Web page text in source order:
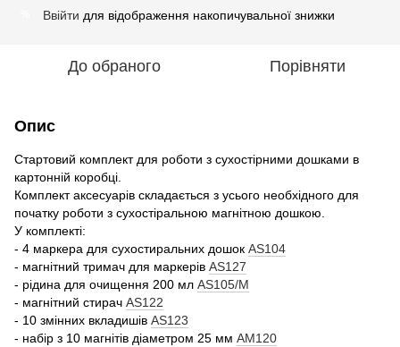
Ввійти для відображення накопичувальної знижки
До обраного Порівняти
Опис
Стартовий комплект для роботи з сухостірними дошками в
картонній коробці.
Комплект аксесуарів складається з усього необхідного для
початку роботи з сухостіральною магнітною дошкою.
У комплекті:
- 4 маркера для сухостиральних дошок AS104
- магнітний тримач для маркерів AS127
- рідина для очищення 200 мл AS105/M
- магнітний стирач AS122
- 10 змінних вкладишів AS123
- набір з 10 магнітів діаметром 25 мм AM120